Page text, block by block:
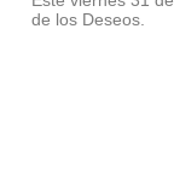
de los Deseos.